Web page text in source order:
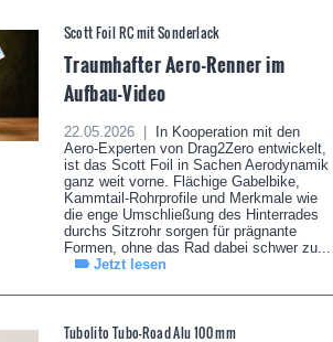
Scott Foil RC mit Sonderlack
Traumhafter Aero-Renner im
Aufbau-Video
22.05.2026 |
In Kooperation mit den
Aero-Experten von Drag2Zero entwickelt,
ist das Scott Foil in Sachen Aerodynamik
ganz weit vorne. Flächige Gabelbike,
Kammtail-Rohrprofile und Merkmale wie
die enge Umschließung des Hinterrades
durchs Sitzrohr sorgen für prägnante
Formen, ohne das Rad dabei schwer zu...
Jetzt lesen
Tubolito Tubo-Road Alu 100 mm